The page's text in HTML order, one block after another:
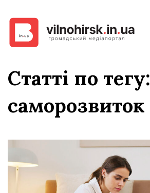
Статті по тегу:
саморозвиток